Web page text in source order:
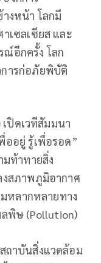
งหน้า โลกมี
เซลเซียส และ
ณ์อีกครั้ง โลก
ารก่อภัยพิบัติ
ปิดเวทีสัมมนา
ออยู่ รู้เพื่อรอด”
มท้าทายสิ่ง
งสภาพภูมิอากาศ
หลากหลายทาง
ลพิษ (Pollution)
ถาบันสิ่งแวดล้อม